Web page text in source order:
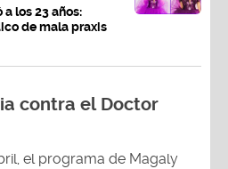
los 23 años:
de mala praxis
contra el Doctor
el programa de Magaly